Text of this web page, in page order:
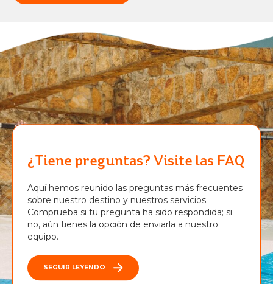
¿Tiene preguntas? Visite las FAQ
Aquí hemos reunido las preguntas más frecuentes
sobre nuestro destino y nuestros servicios.
Comprueba si tu pregunta ha sido respondida; si
no, aún tienes la opción de enviarla a nuestro
equipo.
SEGUIR LEYENDO